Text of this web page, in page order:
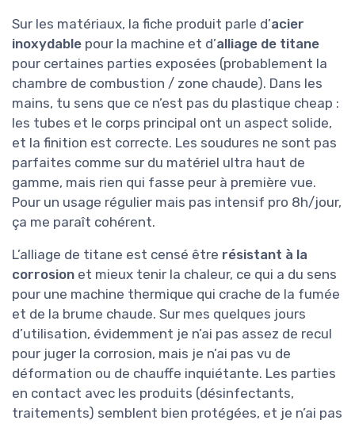
Sur les matériaux, la fiche produit parle d’acier
inoxydable pour la machine et d’alliage de titane
pour certaines parties exposées (probablement la
chambre de combustion / zone chaude). Dans les
mains, tu sens que ce n’est pas du plastique cheap :
les tubes et le corps principal ont un aspect solide,
et la finition est correcte. Les soudures ne sont pas
parfaites comme sur du matériel ultra haut de
gamme, mais rien qui fasse peur à première vue.
Pour un usage régulier mais pas intensif pro 8h/jour,
ça me paraît cohérent.
L’alliage de titane est censé être résistant à la
corrosion et mieux tenir la chaleur, ce qui a du sens
pour une machine thermique qui crache de la fumée
et de la brume chaude. Sur mes quelques jours
d’utilisation, évidemment je n’ai pas assez de recul
pour juger la corrosion, mais je n’ai pas vu de
déformation ou de chauffe inquiétante. Les parties
en contact avec les produits (désinfectants,
traitements) semblent bien protégées, et je n’ai pas